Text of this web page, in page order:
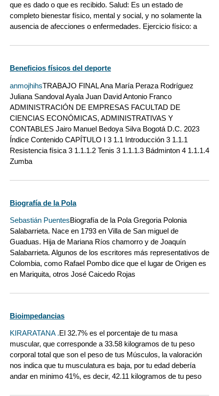
que es dado o que es recibido. Salud: Es un estado de
completo bienestar físico, mental y social, y no solamente la
ausencia de afecciones o enfermedades. Ejercicio físico: a
Beneficios físicos del deporte
anmojhihsTRABAJO FINAL Ana María Peraza Rodríguez
Juliana Sandoval Ayala Juan David Antonio Franco
ADMINISTRACIÓN DE EMPRESAS FACULTAD DE
CIENCIAS ECONÓMICAS, ADMINISTRATIVAS Y
CONTABLES Jairo Manuel Bedoya Silva Bogotá D.C. 2023
Índice Contenido CAPÍTULO I 3 1.1 Introducción 3 1.1.1
Resistencia física 3 1.1.1.2 Tenis 3 1.1.1.3 Bádminton 4 1.1.1.4
Zumba
Biografía de la Pola
Sebastián PuentesBiografía de la Pola Gregoria Polonia
Salabarrieta. Nace en 1793 en Villa de San miguel de
Guaduas. Hija de Mariana Ríos chamorro y de Joaquín
Salabarrieta. Algunos de los escritores más representativos de
Colombia, como Rafael Pombo dice que el lugar de Origen es
en Mariquita, otros José Caicedo Rojas
Bioimpedancias
KIRARATANA .El 32.7% es el porcentaje de tu masa
muscular, que corresponde a 33.58 kilogramos de tu peso
corporal total que son el peso de tus Músculos, la valoración
nos indica que tu musculatura es baja, por tu edad debería
andar en minimo 41%, es decir, 42.11 kilogramos de tu peso